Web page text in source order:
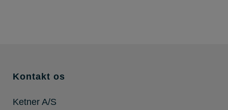
Kontakt os
Ketner A/S